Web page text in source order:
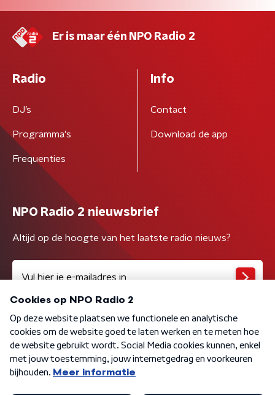
Er is maar één NPO Radio 2
Radio
DJ’s
Programma's
Frequenties
Info
Contact
Download de app
NPO Radio 2 nieuwsbrief
Altijd op de hoogte van het laatste radio nieuws?
Algemene voorwaarden